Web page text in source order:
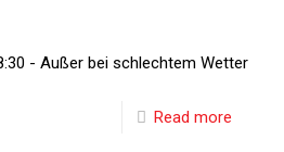
- Außer bei schlechtem Wetter
Read more